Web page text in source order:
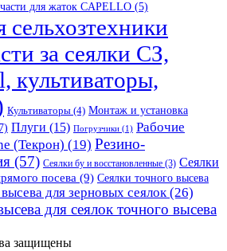
для жаток CAPELLO (5)
сельхозтехники
за сеялки СЗ,
Культиваторы (4) Монтаж и установка
Плуги (15) Погрузчики (1) Рабочие
(Текрон) (19) Резино-
(57) Сеялки бу и восстановленные (3) Сеялки
посева (9) Сеялки точного высева
для зерновых сеялок(26)
для сеялок точного высева
защищены